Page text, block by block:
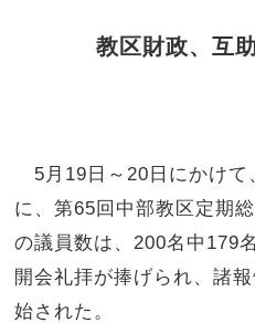
教区財政、互
5月19日～20日にかけて
に、第65回中部教区定期
の議員数は、200名中179
開会礼拝が捧げられ、諸
始された。